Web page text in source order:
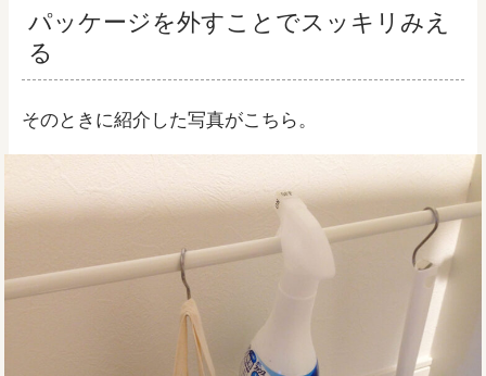
パッケージを外すことでスッキリみえ
る
そのときに紹介した写真がこちら。